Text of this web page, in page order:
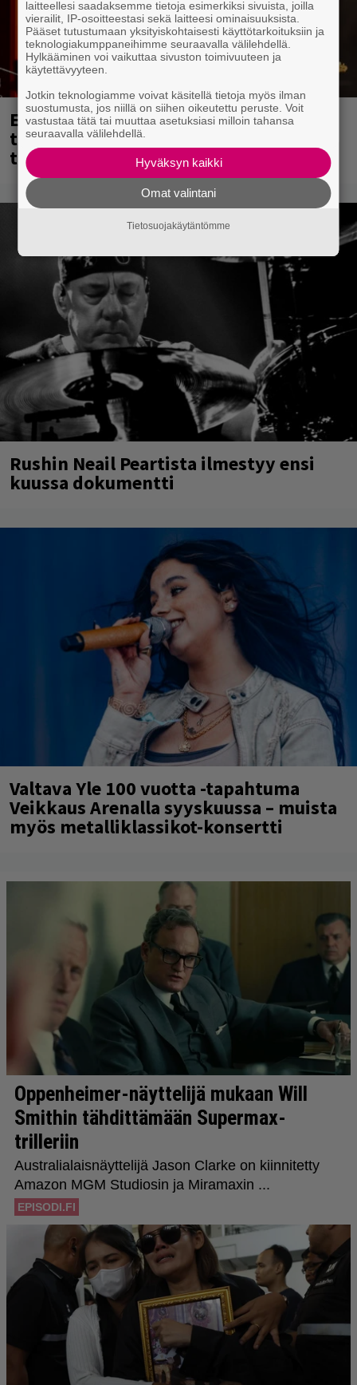
Eppu Normaalin viimeinen keikka
tänään – katso kuvagalleria torstailta
täältä
Rushin Neail Peartista ilmestyy ensi
kuussa dokumentti
Valtava Yle 100 vuotta -tapahtuma
Veikkaus Arenalla syyskuussa – muista
myös metalliklassikot-konsertti
laitteellesi saadaksemme tietoja esimerkiksi sivuista, joilla
vierailit, IP-osoitteestasi sekä laitteesi ominaisuuksista.
Pääset tutustumaan yksityiskohtaisesti käyttötarkoituksiin ja
teknologiakumppaneihimme seuraavalla välilehdellä.
Hylkääminen voi vaikuttaa sivuston toimivuuteen ja
käytettävyyteen.
Jotkin teknologiamme voivat käsitellä tietoja myös ilman
suostumusta, jos niillä on siihen oikeutettu peruste. Voit
vastustaa tätä tai muuttaa asetuksiasi milloin tahansa
seuraavalla välilehdellä.
Hyväksyn kaikki
Omat valintani
Tietosuojakäytäntömme